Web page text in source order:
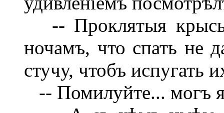
-- Проклятыя
ночамъ, что спать не
стучу, чтобъ испугать
-- Помилуйте... могъ я